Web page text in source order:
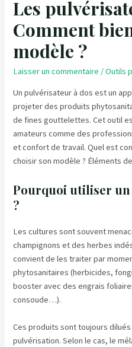
Les
Comment
modèle ?
Laisser un commentaire /Outils
Un pulvérisateur à dos est un
projeter des produits
de fines gouttelettes. Cet outil
amateurs comme des
et confort de travail. Quel est
choisir son modèle ? Éléments
Pourquoi utiliser
?
Les cultures sont souvent
champignons et des herbes
convient de les traiter par
phytosanitaires (herbicides,
booster avec des engrais
consoude…).
Ces produits sont toujours dilués
pulvérisation. Selon le cas, le